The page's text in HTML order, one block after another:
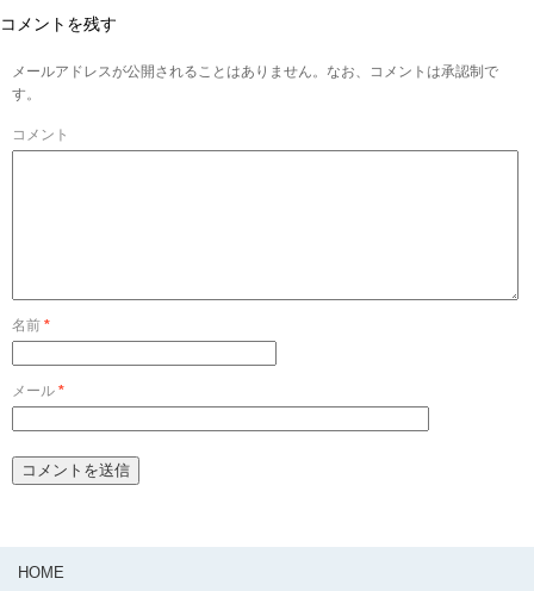
コメントを残す
メールアドレスが公開されることはありません。なお、コメントは承認制で
す。
コメント
名前 *
メール *
HOME